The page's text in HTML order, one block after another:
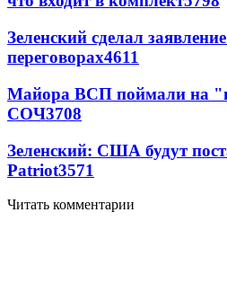
Зеленский сделал
переговорах4611
Майора ВСП поймали на
СОЧ3708
Зеленский: США будут
Patriot3571
Читать комментарии